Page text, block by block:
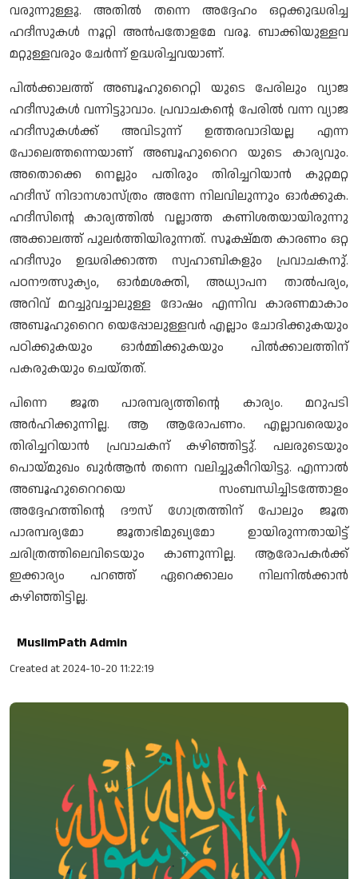
വരുന്നുള്ളൂ. അതിൽ തന്നെ അദ്ദേഹം ഒറ്റക്കുദ്ധരിച്ച
ഹദീസുകൾ നൂറ്റി അൻപതോളമേ വരൂ. ബാക്കിയുള്ളവ
മറ്റുള്ളവരും ചേർന്ന് ഉദ്ധരിച്ചവയാണ്.
പിൽക്കാലത്ത് അബൂഹുറൈറ്റി യുടെ പേരിലും വ്യാജ
ഹദീസുകൾ വന്നിട്ടുാവാം. പ്രവാചകന്റെ പേരിൽ വന്ന വ്യാജ
ഹദീസുകൾക്ക് അവിടുന്ന് ഉത്തരവാദിയല്ല എന്ന
പോലെത്തന്നെയാണ് അബൂഹുറൈറ യുടെ കാര്യവും.
അതൊക്കെ നെല്ലും പതിരും തിരിച്ചറിയാൻ കുറ്റമറ്റ
ഹദീസ് നിദാനശാസ്ത്രം അന്നേ നിലവിലുന്നും ഓർക്കുക.
ഹദീസിന്റെ കാര്യത്തിൽ വല്ലാത്ത കണിശതയായിരുന്നു
അക്കാലത്ത് പുലർത്തിയിരുന്നത്. സൂക്ഷ്മത കാരണം ഒറ്റ
ഹദീസും ഉദ്ധരിക്കാത്ത സ്വഹാബികളും പ്രവാചകനു്.
പഠനൗത്സുക്യം, ഓർമശക്തി, അധ്യാപന താൽപര്യം,
അറിവ് മറച്ചുവച്ചാലുള്ള ദോഷം എന്നിവ കാരണമാകാം
അബൂഹുറൈറ യെപ്പോലുള്ളവർ എല്ലാം ചോദിക്കുകയും
പഠിക്കുകയും ഓർമ്മിക്കുകയും പിൽക്കാലത്തിന്
പകരുകയും ചെയ്തത്.
പിന്നെ ജൂത പാരമ്പര്യത്തിന്റെ കാര്യം. മറുപടി
അർഹിക്കുന്നില്ല. ആ ആരോപണം. എല്ലാവരെയും
തിരിച്ചറിയാൻ പ്രവാചകന് കഴിഞ്ഞിട്ടു്. പലരുടെയും
പൊയ്മുഖം ഖുർആൻ തന്നെ വലിച്ചുകീറിയിട്ടു. എന്നാൽ
അബൂഹുറൈറയെ സംബന്ധിച്ചിടത്തോളം
അദ്ദേഹത്തിന്റെ ദൗസ് ഗോത്രത്തിന് പോലും ജൂത
പാരമ്പര്യമോ ജൂതാഭിമുഖ്യമോ ഉായിരുന്നതായിട്ട്
ചരിത്രത്തിലെവിടെയും കാണുന്നില്ല. ആരോപകർക്ക്
ഇക്കാര്യം പറഞ്ഞ് ഏറെക്കാലം നിലനിൽക്കാൻ
കഴിഞ്ഞിട്ടില്ല.
MuslimPath Admin
Created at 2024-10-20 11:22:19